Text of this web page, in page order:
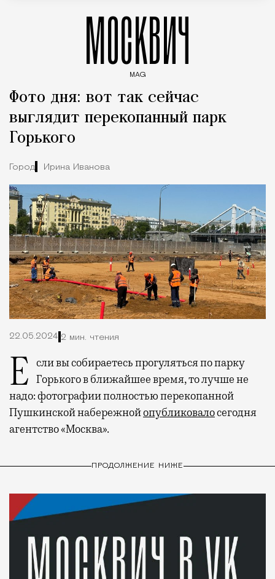
МОСКВИЧ
MAG
Фото дня: вот так сейчас
выглядит перекопанный парк
Горького
Город Ирина Иванова
22.05.2024 2 мин. чтения
Если вы собираетесь прогуляться по парку Горького в ближайшее время, то лучше не
надо: фотографии полностью перекопанной
Пушкинской набережнойопубликовалосегодня
агентство «Москва».
ПРОДОЛЖЕНИЕ НИЖЕ